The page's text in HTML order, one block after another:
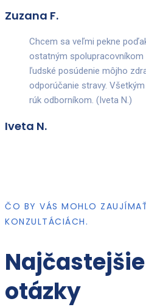
Zuzana F.
Chcem sa veľmi pekne
ostatným
ľudské posúdenie môjho
odporúčanie stravy.
rúk odborníkom. (Iveta N.)
Iveta N.
ČO BY VÁS MOHLO
KONZULTÁCIÁCH.
otázky